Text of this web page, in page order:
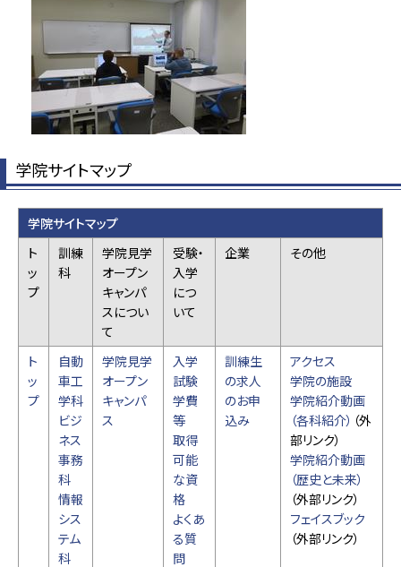
学院サイトマップ
学院サイトマップ
ト
ッ
プ
訓練
科
学院見学
オープン
キャンパ
スについ
て
受験・
入学
につ
いて
企業 その他
ト
ッ
プ
自動
車工
学科
ビジ
ネス
事務
科
情報
シス
テム
科
学院見学
オープン
キャンパ
ス
入学
試験
学費
等
取得
可能
な資
格
よくあ
る質
問
訓練生
の求人
のお申
込み
アクセス
学院の施設
学院紹介動画
（各科紹介） （外
部リンク）
学院紹介動画
（歴史と未来）
（外部リンク）
フェイスブック
（外部リンク）